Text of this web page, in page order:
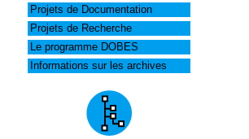
Projets de Documentation
Projets de Recherche
Le programme DOBES
Informations sur les archives